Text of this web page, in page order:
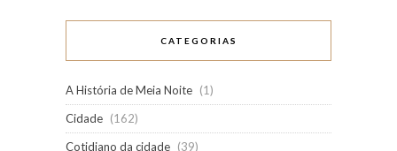
CATEGORIAS
A História de Meia Noite (1)
Cidade (162)
Cotidiano da cidade (39)